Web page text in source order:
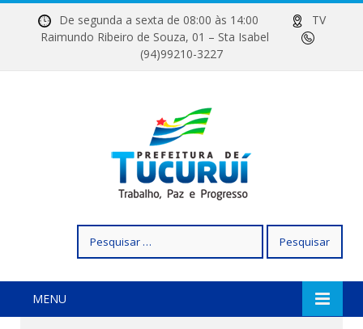
De segunda a sexta de 08:00 às 14:00
TV
Raimundo Ribeiro de Souza, 01 – Sta Isabel
(94)99210-3227
por:
MENU